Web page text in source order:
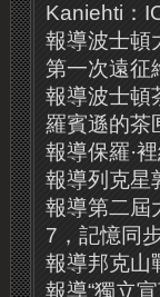
Kaniehti：
報導波士
第一次遠
報導波士
羅賓遜的
報導保羅·
報導列克
報導第二
7，記憶同
報導邦克
報導“獨立